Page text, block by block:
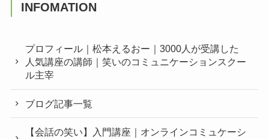
INFOMATION
プロフィール｜松本えるおー｜3000人が受講した
人気講座の講師｜笑いのコミュニケーションスクー
ル主宰
ブログ記事一覧
【会話の笑い】入門講座｜オンラインコミュケーシ